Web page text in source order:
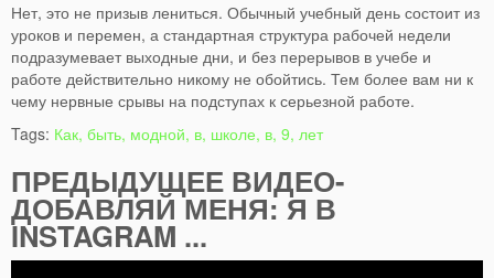
Нет, это не призыв лениться. Обычный учебный день состоит из
уроков и перемен, а стандартная структура рабочей недели
подразумевает выходные дни, и без перерывов в учебе и
работе действительно никому не обойтись. Тем более вам ни к
чему нервные срывы на подступах к серьезной работе.
Tags: Как, быть, модной, в, школе, в, 9, лет
ПРЕДЫДУЩЕЕ ВИДЕО-
ДОБАВЛЯЙ МЕНЯ: Я В
INSTAGRAM ...